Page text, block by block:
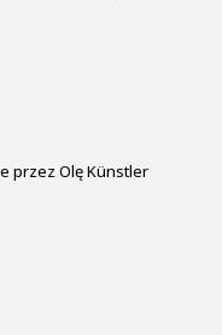
przez Olę Künstler